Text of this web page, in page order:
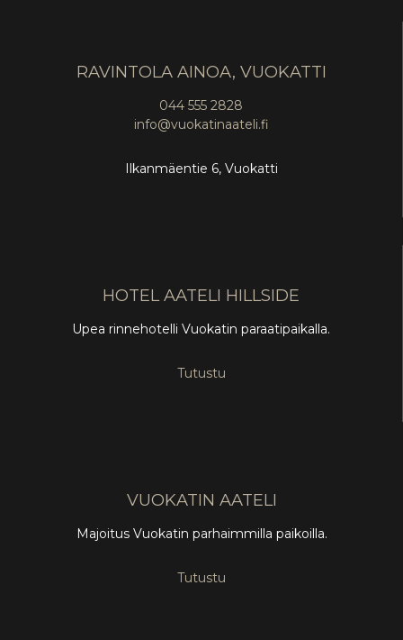
RAVINTOLA AINOA, VUOKATTI
044 555 2828
info@vuokatinaateli.fi
Ilkanmäentie 6, Vuokatti
HOTEL AATELI HILLSIDE
Upea rinnehotelli Vuokatin paraatipaikalla.
Tutustu
VUOKATIN AATELI
Majoitus Vuokatin parhaimmilla paikoilla.
Tutustu